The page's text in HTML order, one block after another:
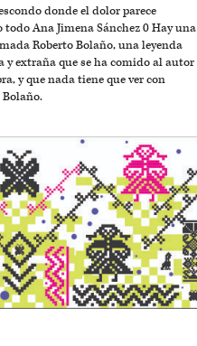
donde el dolor parece
todo Ana Jimena Sánchez 0 Hay una
Roberto Bolaño, una leyenda
y extraña que se ha comido al autor
y que nada tiene que ver con
Bolaño.